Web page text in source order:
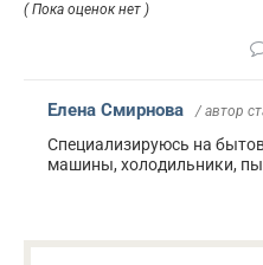
( Пока оценок нет )
Елена Смирнова / автор
Специализируюсь на
машины, холодильники,